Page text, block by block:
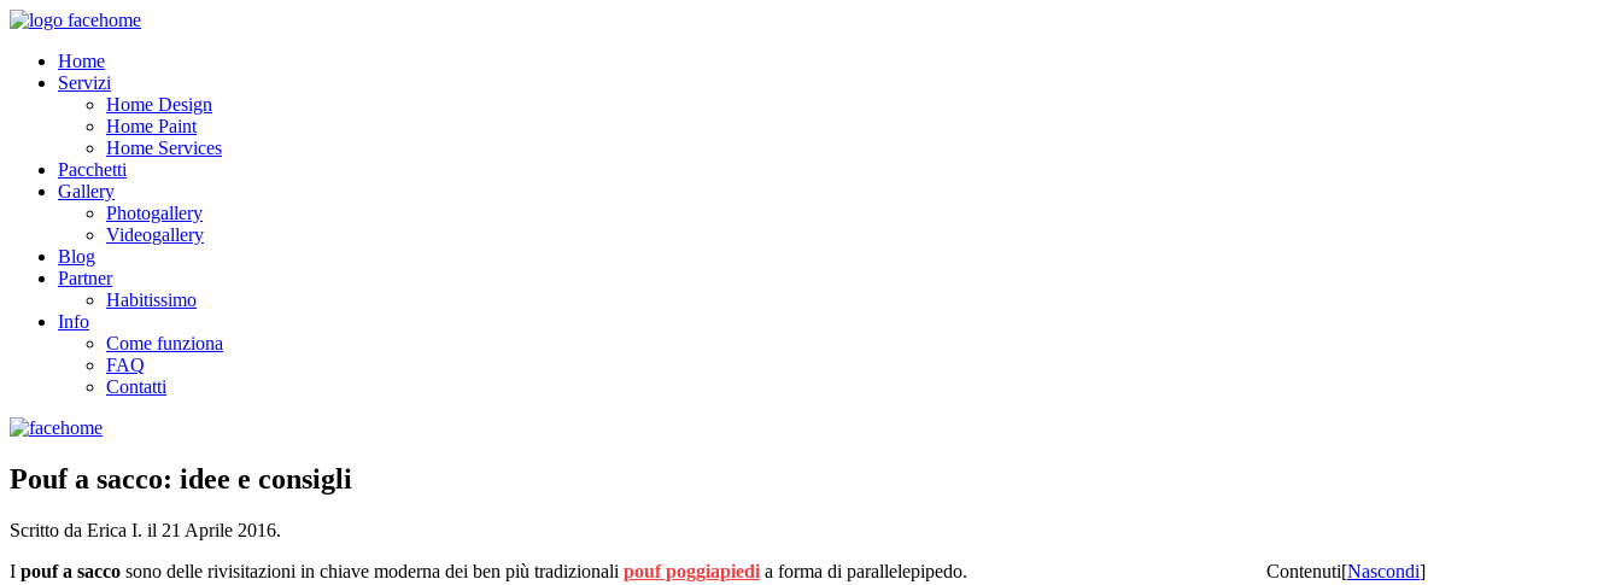
Home
Servizi
Home Design
Home Paint
Home Services
Pacchetti
Gallery
Photogallery
Videogallery
Blog
Partner
Habitissimo
Info
Come funziona
FAQ
Contatti
Pouf a sacco: idee e consigli
Scritto da Erica I. il 21 Aprile 2016.
Contenuti[Nascondi]
I pouf a sacco sono delle rivisitazioni in chiave moderna dei ben più tradizionali pouf poggiapiedi a forma di parallelepipedo.